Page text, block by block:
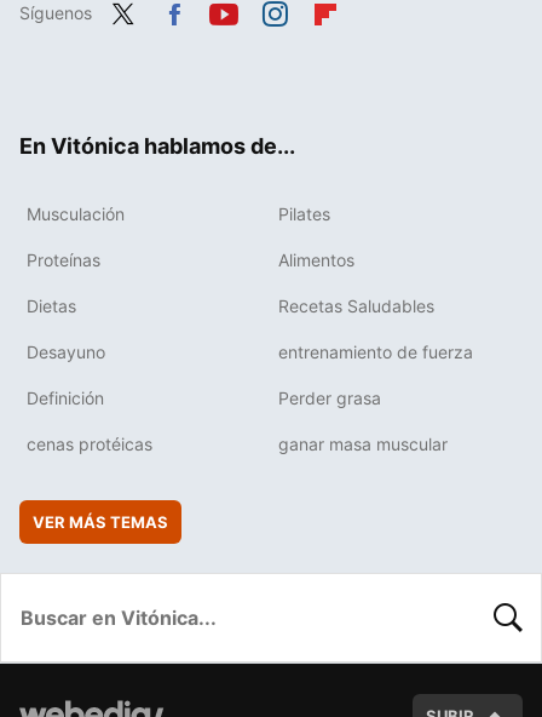
Síguenos
En Vitónica hablamos de...
Musculación Pilates
Proteínas Alimentos
Dietas Recetas Saludables
Desayuno entrenamiento de fuerza
Definición Perder grasa
cenas protéicas ganar masa muscular
VER MÁS TEMAS